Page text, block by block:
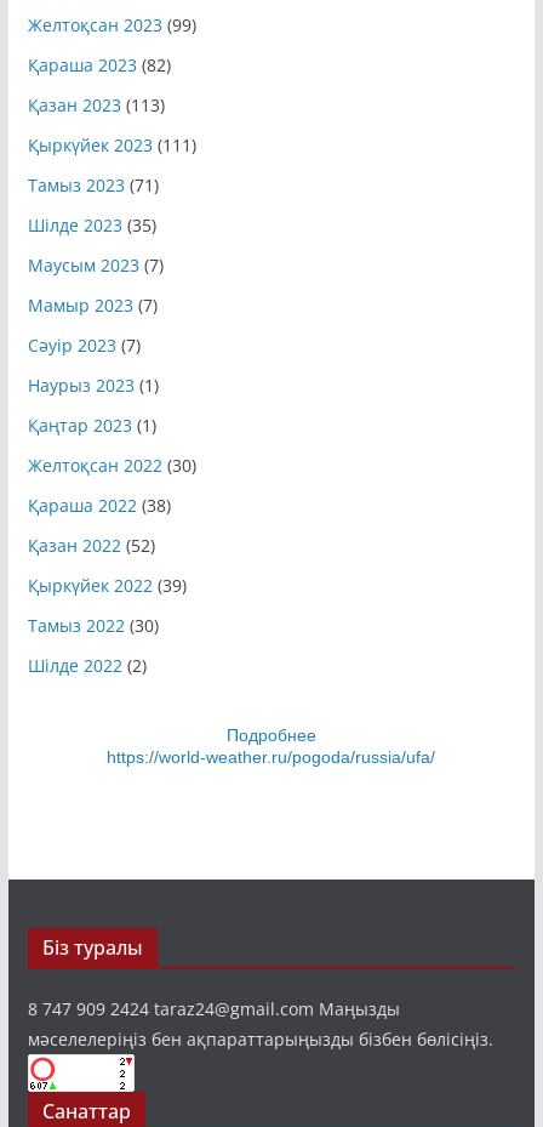
Желтоқсан 2023 (99)
Қараша 2023 (82)
Қазан 2023 (113)
Қыркүйек 2023 (111)
Тамыз 2023 (71)
Шілде 2023 (35)
Маусым 2023 (7)
Мамыр 2023 (7)
Сәуір 2023 (7)
Наурыз 2023 (1)
Қаңтар 2023 (1)
Желтоқсан 2022(30)
Қараша 2022(38)
Қазан 2022(52)
Қыркүйек 2022(39)
Тамыз 2022(30)
Шілде 2022(2)
Подробнее
https://world-weather.ru/pogoda/russia/ufa/
Біз туралы
8 747 909 2424 taraz24@gmail.com Маңызды
мәселелеріңіз бен ақпараттарыңызды бізбен бөлісіңіз.
Санаттар